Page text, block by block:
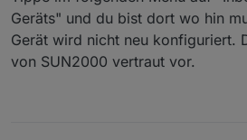
Geräts" und du bist dort wo hin
Gerät wird nicht neu konfiguriert.
von SUN2000 vertraut vor.